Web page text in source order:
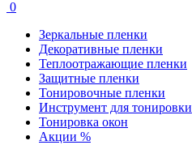
0
Зеркальные пленки
Декоративные пленки
Теплоотражающие пленки
Защитные пленки
Тонировочные пленки
Инструмент для тонировки
Тонировка окон
Акции %